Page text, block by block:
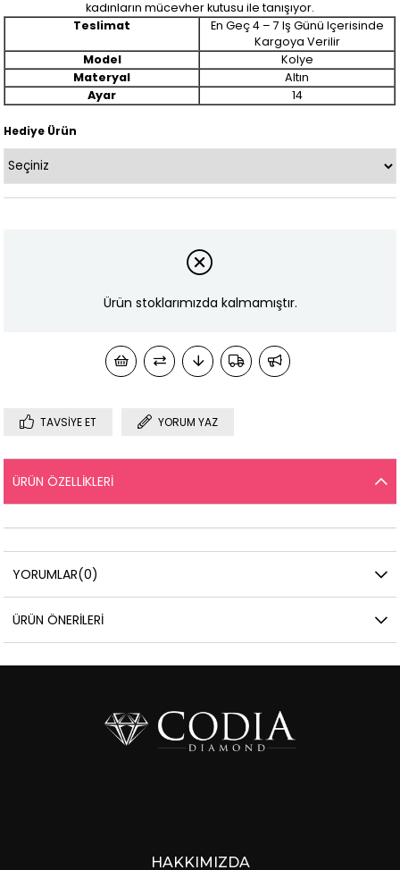
kadınların mücevher kutusu ile tanışıyor.
Teslimat
En Geç 4 – 7 Iş Günü Içerisinde
Kargoya Verilir
Model
Kolye
Materyal
Altın
Ayar
14
Hediye Ürün
Ürün stoklarımızda kalmamıştır.
TAVSIYE ET YORUM YAZ
ÜRÜN ÖZELLIKLERI
YORUMLAR(0)
ÜRÜN ÖNERILERI
HAKKIMIZDA